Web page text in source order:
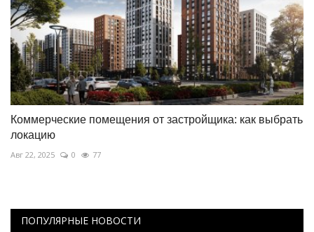
Коммерческие помещения от застройщика: как выбрать
локацию
Авг 22, 2025 0 77
ПОПУЛЯРНЫЕ НОВОСТИ